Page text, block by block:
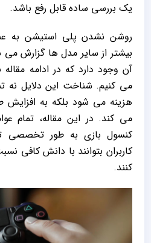
یک بررسی ساده قابل رفع باشد.
روشن نشدن پلی استیشن به‌
بیشتر از سایر مدل‌ ها گزارش
آن وجود دارد که در ادامه
می‌ کنیم. شناخت این دلایل نه
هزینه می‌ شود بلکه به افزایش
می‌ کند. در این مقاله، تمام
کنسول بازی به طور تخصصی
کاربران بتوانند با دانش کافی
کنند.